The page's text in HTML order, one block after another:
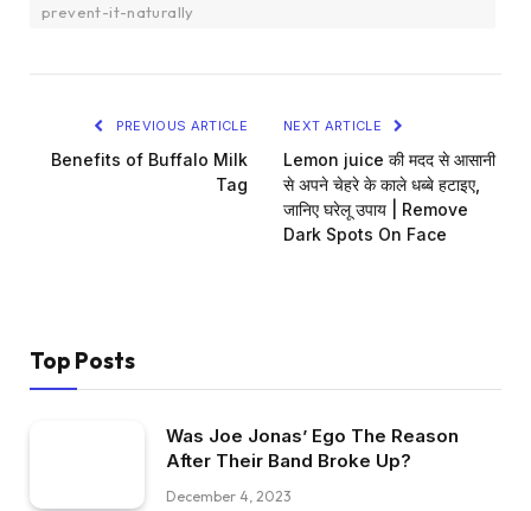
prevent-it-naturally
PREVIOUS ARTICLE
Benefits of Buffalo Milk
Tag
NEXT ARTICLE
Lemon juice की मदद से आसानी
से अपने चेहरे के काले धब्बे हटाइए,
जानिए घरेलू उपाय | Remove
Dark Spots On Face
Top Posts
Was Joe Jonas’ Ego The Reason
After Their Band Broke Up?
December 4, 2023